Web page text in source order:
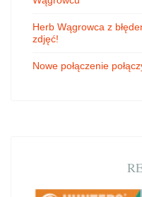
Herb Wągrowca z
zdjęć!
Nowe połączenie